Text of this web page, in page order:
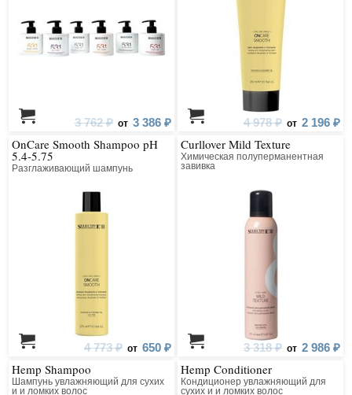
3 762 ₽ от 3 386 ₽ 4 978 ₽ от 2 196 ₽
OnCare Smooth Shampoo pH
5.4-5.75
Разглаживающий шампунь
4 773 ₽ от 650 ₽
Curllover Mild Texture
Химическая полуперманентная
завивка
3 318 ₽ от 2 986 ₽
Hemp Shampoo
Шампунь увлажняющий для сухих
и и ломких волос
Hemp Conditioner
Кондиционер увлажняющий для
сухих и и ломких волос